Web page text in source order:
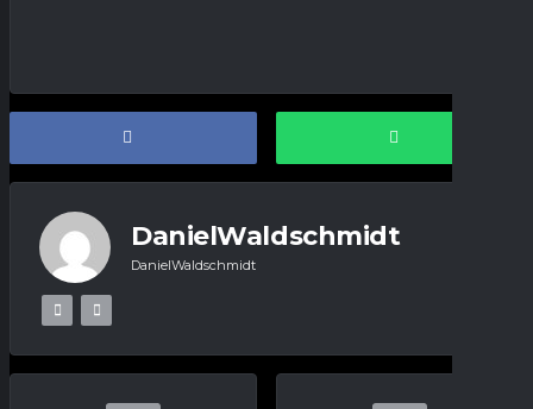
DanielWaldschmidt
DanielWaldschmidt